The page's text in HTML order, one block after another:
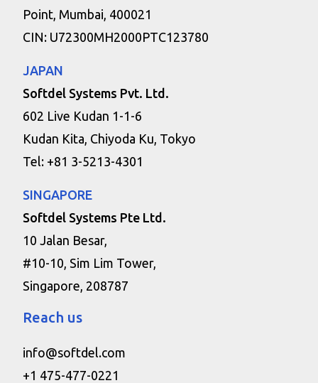
Point, Mumbai, 400021
CIN: U72300MH2000PTC123780
JAPAN
Softdel Systems Pvt. Ltd.
602 Live Kudan 1-1-6
Kudan Kita, Chiyoda Ku, Tokyo
Tel: +81 3-5213-4301
SINGAPORE
Softdel Systems Pte Ltd.
10 Jalan Besar,
#10-10, Sim Lim Tower,
Singapore, 208787
Reach us
info@softdel.com
+1 475-477-0221